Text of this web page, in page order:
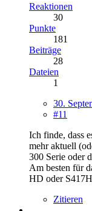
Reaktionen
30
Punkte
181
Beiträge
28
Dateien
1
30.
#11
Ich finde, dass
mehr aktuell
300 Serie oder
Am besten für
HD oder
Zitieren